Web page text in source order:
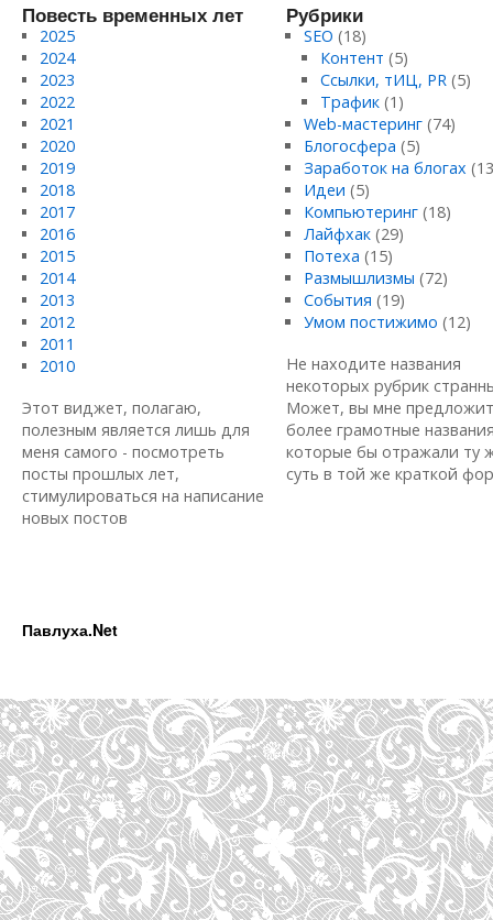
Повесть временных лет
2025
2024
2023
2022
2021
2020
2019
2018
2017
2016
2015
2014
2013
2012
2011
2010
Этот виджет, полагаю,
полезным является лишь для
меня самого - посмотреть
посты прошлых лет,
стимулироваться на написание
новых постов
Рубрики
SEO (18)
Контент (5)
Ссылки, тИЦ, PR (5)
Трафик (1)
Web-мастеринг(74)
Блогосфера (5)
Заработок на блогах
Идеи (5)
Компьютеринг(18)
Лайфхак(29)
Потеха (15)
Размышлизмы (72)
События (19)
Умом постижимо (12)
Не находите названия
некоторых рубрик
Может, вы мне
более грамотные
которые бы отражали ту
суть в той же краткой
Павлуха.Net